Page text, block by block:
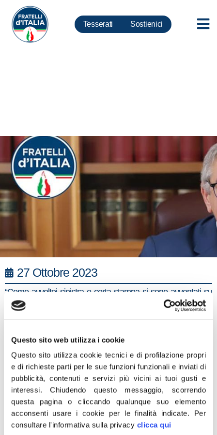
Questo sito web utilizza i cookie
Questo sito utilizza cookie tecnici e di profilazione propri
e di richieste parti per le sue funzioni funzionali e inviati di
pubblicità, contenuti e servizi più vicini ai tuoi gusti e
interessi.Chiudendo questo messaggio, scorrendo
questa pagina o cliccando qualunque suo elemento
acconsenti usare i cookie per le finalità indicate. Per
consultare l'informativa sulla privacy clicca qui
Tesserati Sostienici
27 Ottobre 2023
“Come avvoltoi sinistra e certa stampa si sono avventati su
anticipazioni di bozze e bozzette sulla legge di bilancio per
La verità è una sola: sarà una manovra realista, nel rispetto
dei parametri europei, che terrà conto delle eccezionali
tensioni in atto in ambito internazionale, dell’impatto fatale e
delle conseguenze dell’aumento dei tassi di interesse della
Bce. Nonostante una situazione così delicata, la legge di
bilancio del governo Meloni mantiene saldi i propri pilastri:
famiglie, imprese, sanità e pensioni. Metterà, tra gli altri, 10